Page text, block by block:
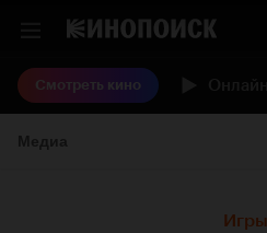
Смотреть кино
Игры